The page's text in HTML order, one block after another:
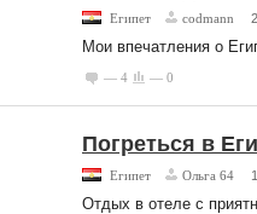
Египет codmann
Мои впечатления о
— 4 — 0
Погреться в
Египет Ольга 64
Отдых в отеле с